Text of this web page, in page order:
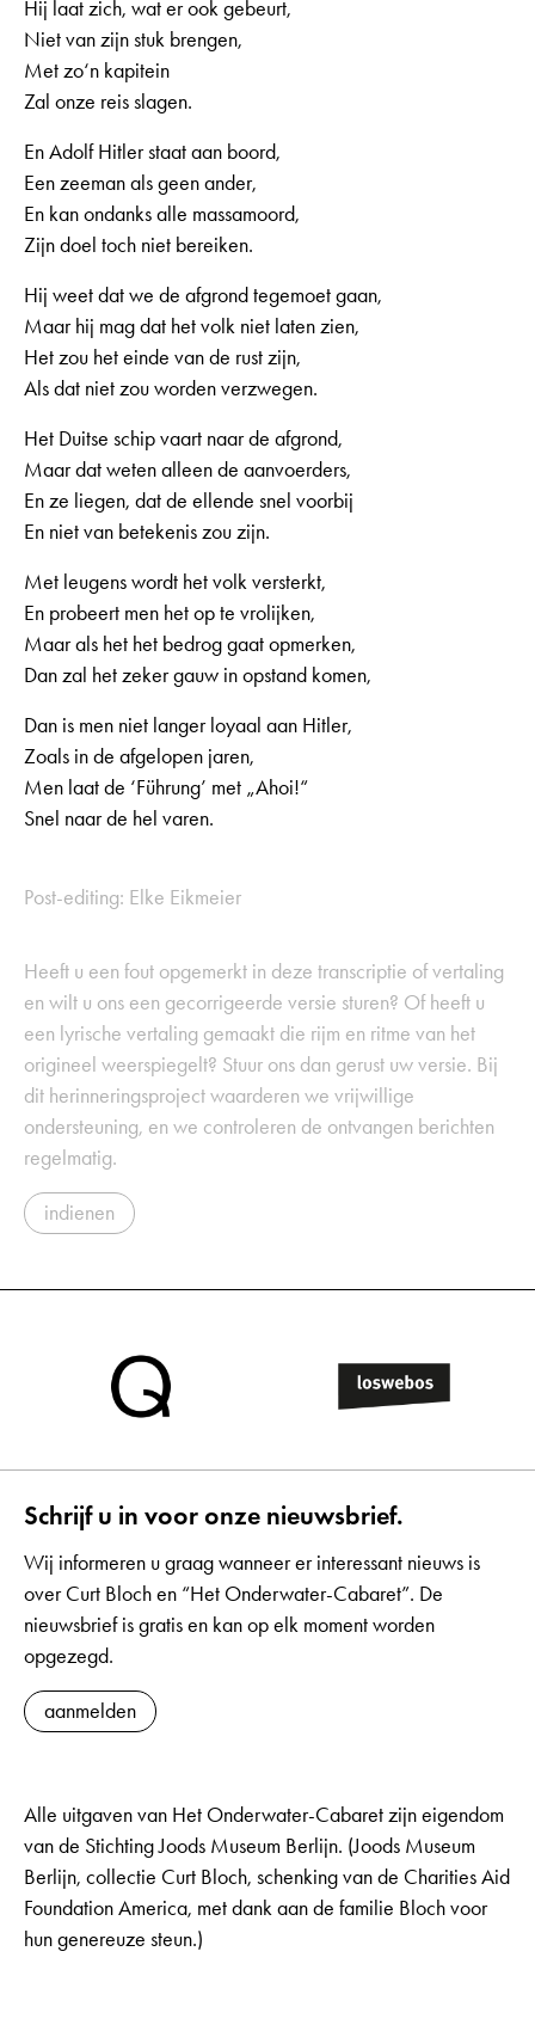
Hij laat zich, wat er ook gebeurt,
Niet van zijn stuk brengen,
Met zo‘n kapitein
Zal onze reis slagen.
En Adolf Hitler staat aan boord,
Een zeeman als geen ander,
En kan ondanks alle massamoord,
Zijn doel toch niet bereiken.
Hij weet dat we de afgrond tegemoet gaan,
Maar hij mag dat het volk niet laten zien,
Het zou het einde van de rust zijn,
Als dat niet zou worden verzwegen.
Het Duitse schip vaart naar de afgrond,
Maar dat weten alleen de aanvoerders,
En ze liegen, dat de ellende snel voorbij
En niet van betekenis zou zijn.
Met leugens wordt het volk versterkt,
En probeert men het op te vrolijken,
Maar als het het bedrog gaat opmerken,
Dan zal het zeker gauw in opstand komen,
Dan is men niet langer loyaal aan Hitler,
Zoals in de afgelopen jaren,
Men laat de ‘Führung’ met „Ahoi!“
Snel naar de hel varen.
Post-editing: Elke Eikmeier
Heeft u een fout opgemerkt in deze transcriptie of vertaling
en wilt u ons een gecorrigeerde versie sturen? Of heeft u
een lyrische vertaling gemaakt die rijm en ritme van het
origineel weerspiegelt? Stuur ons dan gerust uw versie. Bij
dit herinneringsproject waarderen we vrijwillige
ondersteuning, en we controleren de ontvangen berichten
regelmatig.
indienen
Schrijf u in voor onze nieuwsbrief.
Wij informeren u graag wanneer er interessant nieuws is
over Curt Bloch en “Het Onderwater-Cabaret”. De
nieuwsbrief is gratis en kan op elk moment worden
opgezegd.
aanmelden
Alle uitgaven van Het Onderwater-Cabaret zijn eigendom
van de Stichting Joods Museum Berlijn. (Joods Museum
Berlijn, collectie Curt Bloch, schenking van de Charities Aid
Foundation America, met dank aan de familie Bloch voor
hun genereuze steun.)